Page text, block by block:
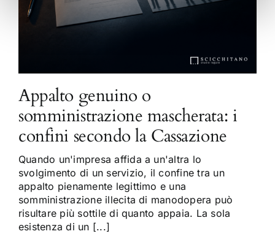
Appalto genuino o
somministrazione mascherata: i
confini secondo la Cassazione
Quando un'impresa affida a un'altra lo
svolgimento di un servizio, il confine tra un
appalto pienamente legittimo e una
somministrazione illecita di manodopera può
risultare più sottile di quanto appaia. La sola
esistenza di un [...]